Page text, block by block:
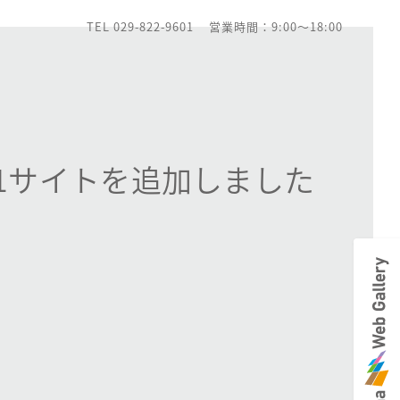
TEL 029-822-9601 営業時間：9:00～18:00
イトを追加しました